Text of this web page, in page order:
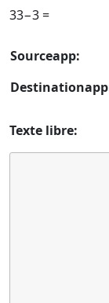
33−3 =
Sourceapp:
Texte libre: